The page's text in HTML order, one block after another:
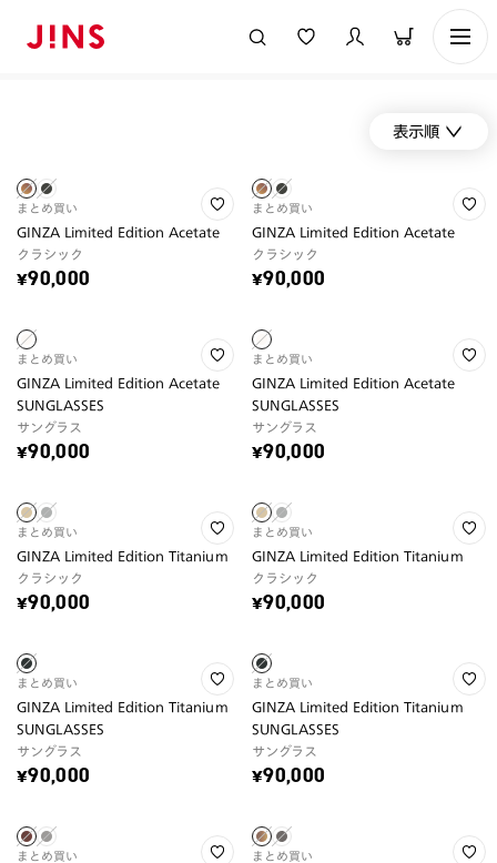
表示順
まとめ買い
GINZA Limited Edition Acetate
クラシック
¥90,000
まとめ買い
GINZA Limited Edition Acetate
クラシック
¥90,000
まとめ買い
GINZA Limited Edition Acetate
SUNGLASSES
サングラス
¥90,000
まとめ買い
GINZA Limited Edition Acetate
SUNGLASSES
サングラス
¥90,000
まとめ買い
GINZA Limited Edition Titanium
クラシック
¥90,000
まとめ買い
GINZA Limited Edition Titanium
クラシック
¥90,000
まとめ買い
GINZA Limited Edition Titanium
SUNGLASSES
サングラス
¥90,000
まとめ買い
GINZA Limited Edition Titanium
SUNGLASSES
サングラス
¥90,000
まとめ買い まとめ買い